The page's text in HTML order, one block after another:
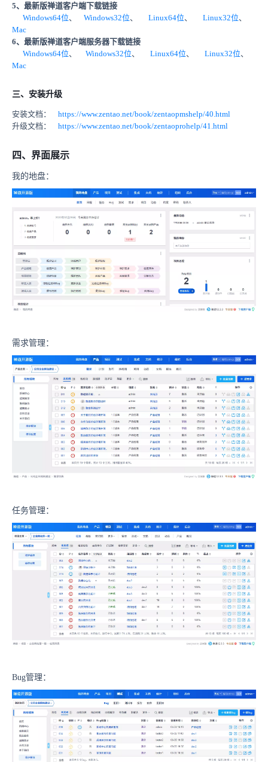
5、最新版禅道客户端下载链接
Windows64位、 Windows32位、 Linux64位、 Linux32位、
Mac
6、最新版禅道客户端服务器下载链接
Windows64位、 Windows32位、 Linux64位、 Linux32位、
Mac
三、安装升级
安装文档： https://www.zentao.net/book/zentaopmshelp/40.html
升级文档： https://www.zentao.net/book/zentaoprohelp/41.html
四、界面展示
我的地盘：
需求管理：
任务管理：
Bug管理：